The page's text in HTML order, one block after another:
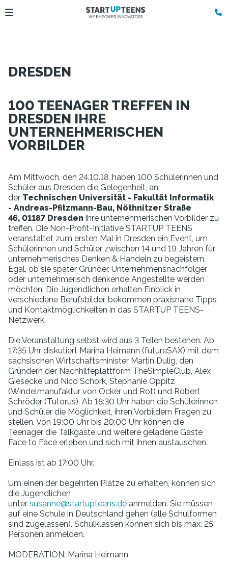
DRESDEN
100 TEENAGER TREFFEN IN
DRESDEN IHRE
UNTERNEHMERISCHEN
VORBILDER
Am Mittwoch, den 24.10.18, haben 100 Schülerinnen und
Schüler aus Dresden die Gelegenheit, an
der Technischen Universität - Fakultät Informatik
- Andreas-Pfitzmann-Bau, Nöthnitzer Straße
46, 01187 Dresden ihre unternehmerischen Vorbilder zu
treffen. Die Non-Profit-Initiative STARTUP TEENS
veranstaltet zum ersten Mal in Dresden ein Event, um
Schülerinnen und Schüler zwischen 14 und 19 Jahren für
unternehmerisches Denken & Handeln zu begeistern.
Egal, ob sie später Gründer, Unternehmensnachfolger
oder unternehmerisch denkende Angestellte werden
möchten. Die Jugendlichen erhalten Einblick in
verschiedene Berufsbilder, bekommen praxisnahe Tipps
und Kontaktmöglichkeiten in das STARTUP TEENS-
Netzwerk.
Die Veranstaltung selbst wird aus 3 Teilen bestehen. Ab
17:35 Uhr diskutiert Marina Heimann (futureSAX) mit dem
sächsischen Wirtschaftsminister Martin Dulig, den
Gründern der Nachhilfeplattform TheSimpleClub, Alex
Giesecke und Nico Schork, Stephanie Oppitz
(Windelmanufaktur von Ocker und Rot) und Robert
Schröder (Tutorus). Ab 18:30 Uhr haben die Schülerinnen
und Schüler die Möglichkeit, ihren Vorbildern Fragen zu
stellen. Von 19:00 Uhr bis 20:00 Uhr können die
Teenager die Talkgäste und weitere geladene Gäste
Face to Face erleben und sich mit ihnen austauschen.
Einlass ist ab 17:00 Uhr.
Um einen der begehrten Plätze zu erhalten, können sich
die Jugendlichen
unter susanne@startupteens.de anmelden. Sie müssen
auf eine Schule in Deutschland gehen (alle Schulformen
sind zugelassen). Schulklassen können sich bis max. 25
Personen anmelden.
MODERATION: Marina Heimann